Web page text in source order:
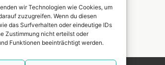
wir Technologien wie Cookies, um
zuzugreifen. Wenn du diesen
das Surfverhalten oder eindeutige IDs
Zustimmung nicht erteilst oder
Funktionen beeinträchtigt werden.